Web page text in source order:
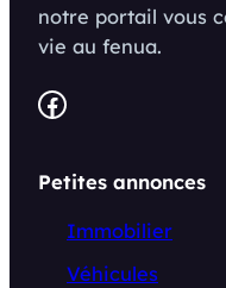
notre portail vous
vie au fenua.
Facebook
Petites annonces
Immobilier
Véhicules